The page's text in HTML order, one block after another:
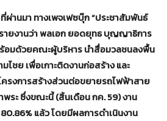
ผ่านมา ทางเพจเฟซบุ๊ก “ประชาสัมพันธ์
ายงานว่า พลเอก ยอดยุทธ บุญญาธิการ
อมด้วยคณะผู้บริหาร นำสื่อมวลชนลงพื้น
ไชย เพื่อเกาะติดงานก่อสร้าง และ
รงการสร้างส่วนต่อขยายรถไฟฟ้าสาย
ระ ซึ่งขณะนี้ (สิ้นเดือน กค. 59) งาน
แล้ว โดยมีผลการดำเนินงาน